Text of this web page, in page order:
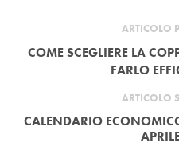
ARTICOLO
COME SCEGLIERE LA
FARLO
ARTICOLO
CALENDARIO